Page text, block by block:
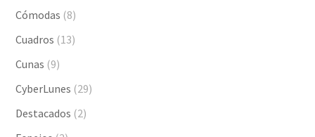
Cómodas (8)
Cuadros (13)
Cunas (9)
CyberLunes (29)
Destacados (2)